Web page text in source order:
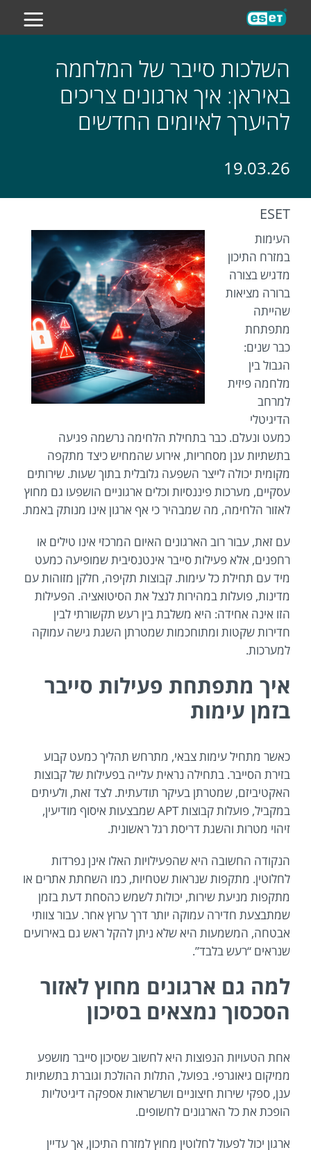
השלכות סייבר של המלחמה
באיראן: איך ארגונים צריכים
להיערך לאיומים החדשים
19.03.26
ESET
העימות
במזרח התיכון
מדגיש בצורה
ברורה מציאות
שהייתה
מתפתחת
כבר שנים:
הגבול בין
מלחמה פיזית
למרחב
הדיגיטלי
כמעט ונעלם. כבר בתחילת הלחימה נרשמה פגיעה
בתשתיות ענן מסחריות, אירוע שהמחיש כיצד מתקפה
מקומית יכולה לייצר השפעה גלובלית בתוך שעות. שירותים
עסקיים, מערכות פיננסיות וכלים ארגוניים הושפעו גם מחוץ
לאזור הלחימה, מה שמבהיר כי אף ארגון אינו מנותק באמת.
עם זאת, עבור רוב הארגונים האיום המרכזי אינו טילים או
רחפנים, אלא פעילות סייבר אינטנסיבית שמופיעה כמעט
מיד עם תחילת כל עימות. קבוצות תקיפה, חלקן מזוהות עם
מדינות, פועלות במהירות לנצל את הסיטואציה. הפעילות
הזו אינה אחידה: היא משלבת בין רעש תקשורתי לבין
חדירות שקטות ומתוחכמות שמטרתן השגת גישה עמוקה
למערכות.
איך מתפתחת פעילות סייבר
בזמן עימות
כאשר מתחיל עימות צבאי, מתרחש תהליך כמעט קבוע
בזירת הסייבר. בתחילה נראית עלייה בפעילות של קבוצות
האקטיביזם, שמטרתן בעיקר תודעתית. לצד זאת, ולעיתים
במקביל, פועלות קבוצות APT שמבצעות איסוף מודיעין,
זיהוי מטרות והשגת דריסת רגל ראשונית.
הנקודה החשובה היא שהפעילויות האלו אינן נפרדות
לחלוטין. מתקפות שנראות שטחיות, כמו השחתת אתרים או
מתקפות מניעת שירות, יכולות לשמש כהסחת דעת בזמן
שמתבצעת חדירה עמוקה יותר דרך ערוץ אחר. עבור צוותי
אבטחה, המשמעות היא שלא ניתן להקל ראש גם באירועים
שנראים “רעש בלבד”.
למה גם ארגונים מחוץ לאזור
הסכסוך נמצאים בסיכון
אחת הטעויות הנפוצות היא לחשוב שסיכון סייבר מושפע
ממיקום גיאוגרפי. בפועל, התלות ההולכת וגוברת בתשתיות
ענן, ספקי שירות חיצוניים ושרשראות אספקה דיגיטליות
הופכת את כל הארגונים לחשופים.
ארגון יכול לפעול לחלוטין מחוץ למזרח התיכון, אך עדיין